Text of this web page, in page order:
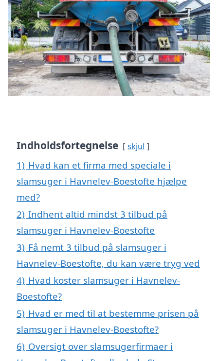
Indholdsfortegnelse skjul
1) Hvad kan et firma med speciale i
slamsuger i Havnelev-Boestofte hjælpe
med?
2) Indhent altid mindst 3 tilbud på
slamsuger i Havnelev-Boestofte
3) Få nemt 3 tilbud på slamsuger i
Havnelev-Boestofte, du kan være tryg ved
4) Hvad koster slamsuger i Havnelev-
Boestofte?
5) Hvad er med til at bestemme prisen på
slamsuger i Havnelev-Boestofte?
6) Oversigt over slamsugerfirmaer i